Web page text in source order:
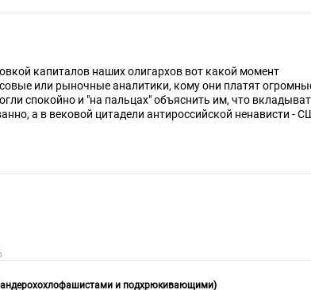
капиталов наших олигархов вот какой момент
или рыночные аналитики, кому они платят
спокойно и "на пальцах" объяснить им, что
а в вековой цитадели антироссийской ненависти -
Путина" в их банках. Ну, не верю я в энцефалит мозга
и подхрюкивающими)